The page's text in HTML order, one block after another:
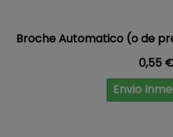
Broche Automatico (o de
Precio
0,55
Envio